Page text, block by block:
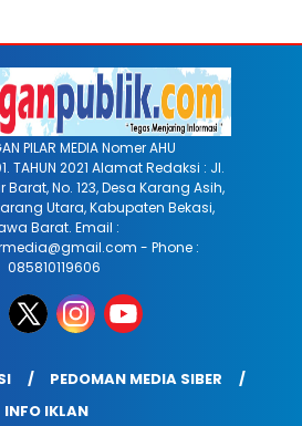
PILAR MEDIA Nomer AHU
TAHUN 2021 Alamat Redaksi : Jl.
Barat, No. 123, Desa Karang Asih,
Utara, Kabupaten Bekasi,
Barat. Email :
- Phone :
085810119606
PEDOMAN MEDIA SIBER
INFO IKLAN